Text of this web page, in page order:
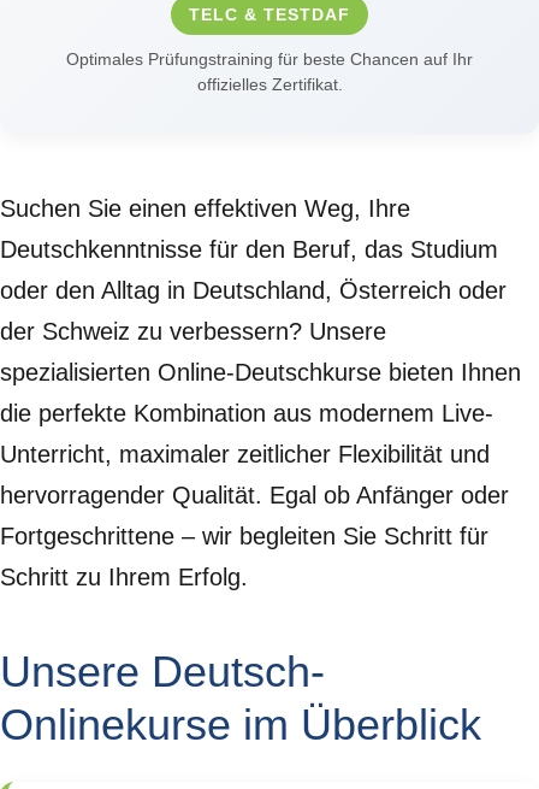
TELC & TESTDAF
Optimales Prüfungstraining für beste Chancen auf Ihr
offizielles Zertifikat.
Suchen Sie einen effektiven Weg, Ihre
Deutschkenntnisse für den Beruf, das Studium
oder den Alltag in Deutschland, Österreich oder
der Schweiz zu verbessern? Unsere
spezialisierten Online-Deutschkurse bieten Ihnen
die perfekte Kombination aus modernem Live-
Unterricht, maximaler zeitlicher Flexibilität und
hervorragender Qualität. Egal ob Anfänger oder
Fortgeschrittene – wir begleiten Sie Schritt für
Schritt zu Ihrem Erfolg.
Unsere Deutsch-
Onlinekurse im Überblick